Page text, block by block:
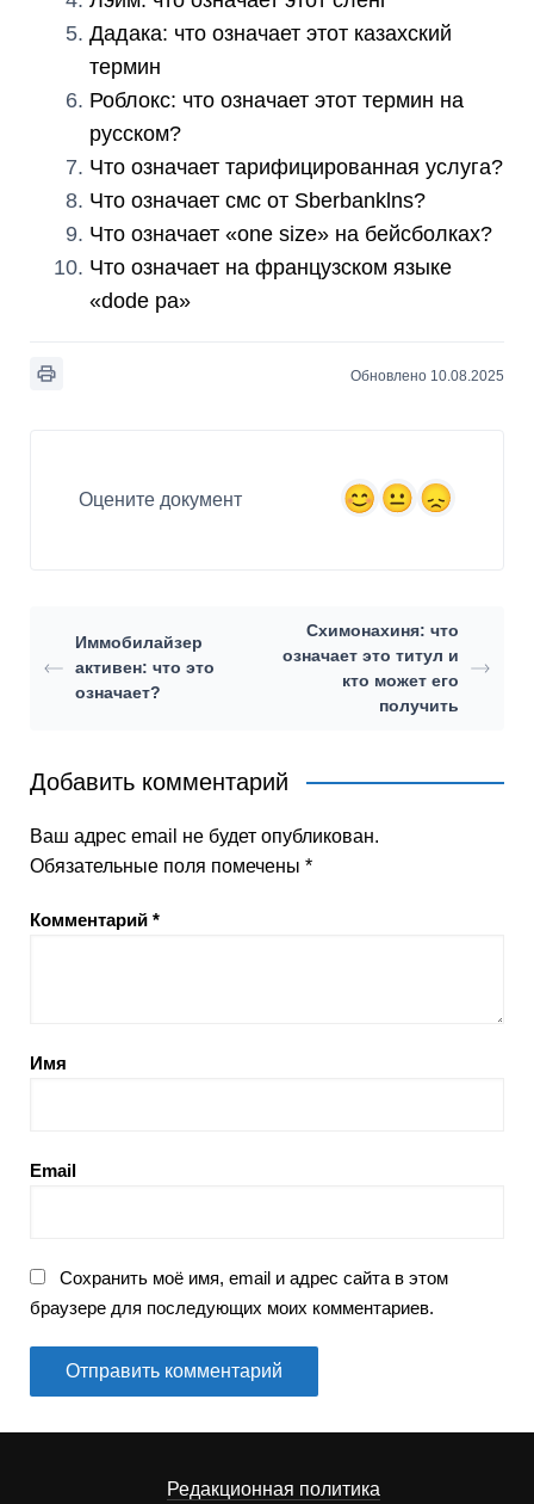
Дадака: что означает этот казахский
термин
Роблокс: что означает этот термин на
русском?
Что означает тарифицированная услуга?
Что означает смс от Sberbanklns?
Что означает «one size» на бейсболках?
Что означает на французском языке
«dode pa»
Обновлено 10.08.2025
Оцените документ
Иммобилайзер
активен: что это
означает?
Схимонахиня: что
означает это титул и
кто может его
получить
Добавить комментарий
Ваш адрес email не будет опубликован.
Обязательные поля помечены *
Комментарий *
Имя
Email
Сохранить моё имя, email и адрес сайта в этом
браузере для последующих моих комментариев.
Редакционная политика